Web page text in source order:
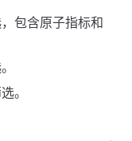
包含原子指标和
。